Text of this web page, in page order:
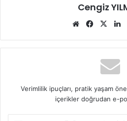
Cengiz
Web
X
Verimlilik ipuçları, pratik yaşam
içerikler doğrudan e-